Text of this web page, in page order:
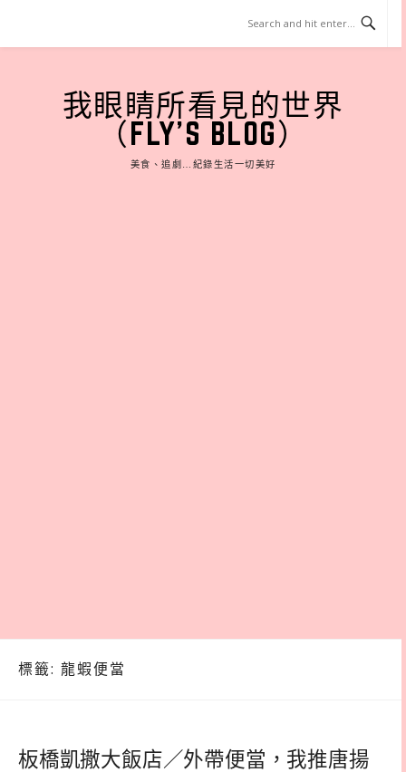
content
我眼睛所看見的世界
（FLY'S BLOG）
美食、追劇…紀錄生活一切美好
標籤: 龍蝦便當
板橋凱撒大飯店／外帶便當，我推唐揚